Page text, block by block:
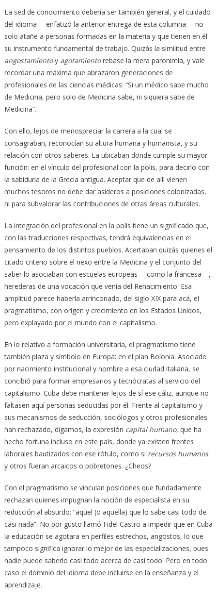
La sed de conocimiento debería ser también general, y el cuidado
del idioma —enfatizó la anterior entrega de esta columna— no
solo atañe a personas formadas en la materia y que tienen en él
su instrumento fundamental de trabajo. Quizás la similitud entre
angostamientoy agotamientorebase la mera paronimia, y vale
recordar una máxima que abrazaron generaciones de
profesionales de las ciencias médicas: “Si un médico sabe mucho
de Medicina, pero solo de Medicina sabe, ni siquiera sabe de
Medicina”.
Con ello, lejos de menospreciar la carrera a la cual se
consagraban, reconocían su altura humana y humanista, y su
relación con otros saberes. La ubicaban donde cumple su mayor
función: en el vínculo del profesional con la polis, para decirlo con
la sabiduría de la Grecia antigua. Aceptar que de allí vienen
muchos tesoros no debe dar asideros a posiciones colonizadas,
ni para subvalorar las contribuciones de otras áreas culturales.
La integración del profesional en la polis tiene un significado que,
con las traducciones respectivas, tendrá equivalencias en el
pensamiento de los distintos pueblos. Acertaban quizás quienes el
citado criterio sobre el nexo entre la Medicina y el conjunto del
saber lo asociaban con escuelas europeas —como la francesa—,
herederas de una vocación que venía del Renacimiento. Esa
amplitud parece haberla arrinconado, del siglo XIX para acá, el
pragmatismo, con origen y crecimiento en los Estados Unidos,
pero explayado por el mundo con el capitalismo.
En lo relativo a formación universitaria, el pragmatismo tiene
también plaza y símbolo en Europa: en el plan Bolonia. Asociado
por nacimiento institucional y nombre a esa ciudad italiana, se
concibió para formar empresarios y tecnócratas al servicio del
capitalismo. Cuba debe mantener lejos de sí ese cáliz, aunque no
faltasen aquí personas seducidas por él. Frente al capitalismo y
sus mecanismos de seducción, sociólogos y otros profesionales
han rechazado, digamos, la expresión capital humano, que ha
hecho fortuna incluso en este país, donde ya existen frentes
laborales bautizados con ese rótulo, como si recursos humanos
y otros fueran arcaicos o pobretones. ¿Cheos?
Con el pragmatismo se vinculan posiciones que fundadamente
rechazan quienes impugnan la noción de especialista en su
reducción al absurdo: “aquel (o aquella) que lo sabe casi todo de
casi nada”. No por gusto llamó Fidel Castro a impedir que en Cuba
la educación se agotara en perfiles estrechos, angostos, lo que
tampoco significa ignorar lo mejor de las especializaciones, pues
nadie puede saberlo casi todo acerca de casi todo. Pero en todo
caso el dominio del idioma debe incluirse en la enseñanza y el
aprendizaje.